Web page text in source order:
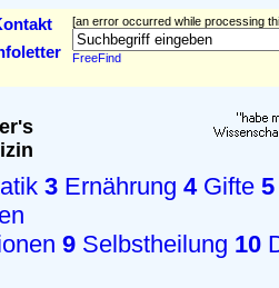
[an error occurred while processing
FreeFind
3 Ernährung 4Gifte 5
9 Selbstheilung 10